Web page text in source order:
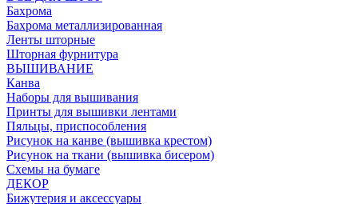
Бахрома
Бахрома металлизированная
Ленты шторные
Шторная фурнитура
ВЫШИВАНИЕ
Канва
Наборы для вышивания
Принты для вышивки лентами
Пяльцы, приспособления
Рисунок на канве (вышивка крестом)
Рисунок на ткани (вышивка бисером)
Схемы на бумаге
ДЕКОР
Бижутерия и аксессуары